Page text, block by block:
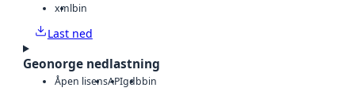
xmlbin
Last ned
Geonorge nedlastning
Åpen lisensAPIgdbbin